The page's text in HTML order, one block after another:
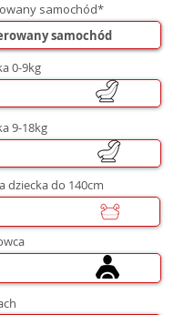
samochód*
0-9kg
9-18kg
dziecka do 140cm